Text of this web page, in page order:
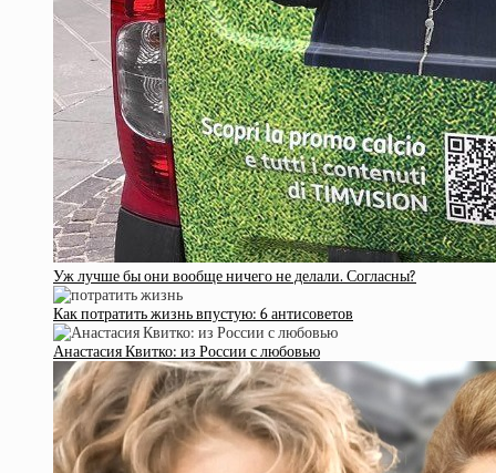
Уж лучше бы они вообще ничего не делали. Согласны?
Как потратить жизнь впустую: 6 антисоветов
Анастасия Квитко: из России с любовью